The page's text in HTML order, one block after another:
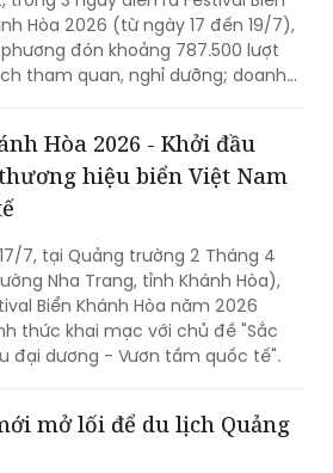
Hòa 2026 (từ ngày 17 đến 19/7),
đón khoảng 787.500 lượt
tham quan, nghỉ dưỡng; doanh
Hòa 2026 - Khởi đầu
hiệu biển Việt Nam
7, tại Quảng trường 2 Tháng 4
Nha Trang, tỉnh Khánh Hòa),
Biển Khánh Hòa năm 2026
thức khai mạc với chủ đề "Sắc
đại dương - Vươn tầm quốc tế".
mở lối để du lịch Quảng